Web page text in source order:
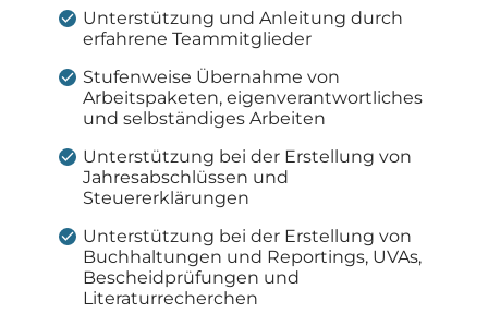
Unterstützung und Anleitung durch
erfahrene Teammitglieder
Stufenweise Übernahme von
Arbeitspaketen, eigenverantwortliches
und selbständiges Arbeiten
Unterstützung bei der Erstellung von
Jahresabschlüssen und
Steuererklärungen
Unterstützung bei der Erstellung von
Buchhaltungen und Reportings, UVAs,
Bescheidprüfungen und
Literaturrecherchen